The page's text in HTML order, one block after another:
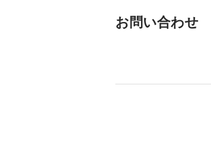
お問い合わせ